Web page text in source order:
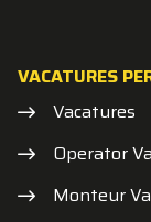
VACATURES
Vacatures
Operator
Monteur